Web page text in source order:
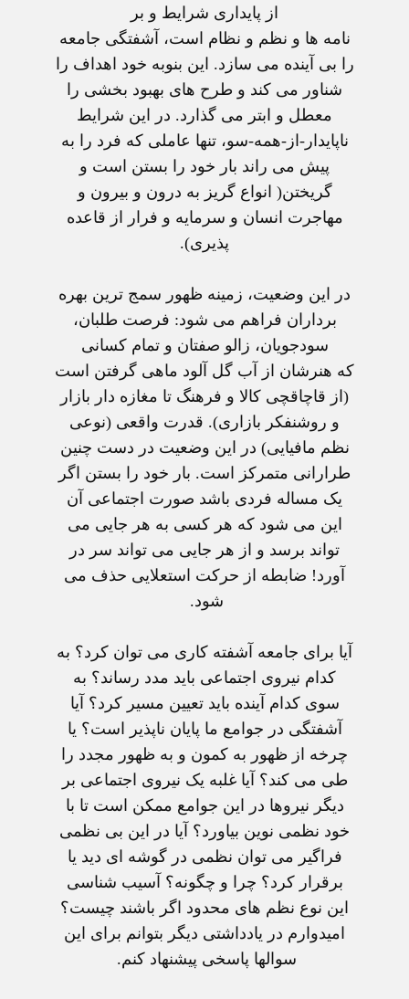
از پايداری شرايط و بر
نامه ها و نظم و نظام است، آشفتگی جامعه
را بی آينده می سازد. اين بنوبه خود اهداف را
شناور می کند و طرح های بهبود بخشی را
معطل و ابتر می گذارد. در اين شرايط
ناپايدار-از-همه-سو، تنها عاملی که فرد را به
پيش می راند بار خود را بستن است و
گريختن( انواع گريز به درون و بيرون و
مهاجرت انسان و سرمايه و فرار از قاعده
پذيری).
در اين وضعيت، زمينه ظهور سمج ترين بهره
برداران فراهم می شود: فرصت طلبان،
سودجويان، زالو صفتان و تمام کسانی
که هنرشان از آب گل آلود ماهی گرفتن است
(از قاچاقچی کالا و فرهنگ تا مغازه دار بازار
و روشنفکر بازاری). قدرت واقعی (نوعی
نظم مافيايی) در اين وضعيت در دست چنين
طرارانی متمرکز است. بار خود را بستن اگر
يک مساله فردی باشد صورت اجتماعی آن
اين می شود که هر کسی به هر جايی می
تواند برسد و از هر جايی می تواند سر در
آورد! ضابطه از حرکت استعلايی حذف می
شود.
آيا برای جامعه آشفته کاری می توان کرد؟ به
کدام نيروی اجتماعی بايد مدد رساند؟ به
سوی کدام آينده بايد تعيين مسير کرد؟ آيا
آشفتگی در جوامع ما پايان ناپذير است؟ يا
چرخه از ظهور به کمون و به ظهور مجدد را
طی می کند؟ آيا غلبه يک نيروی اجتماعی بر
ديگر نيروها در اين جوامع ممکن است تا با
خود نظمی نوين بياورد؟ آيا در اين بی نظمی
فراگير می توان نظمی در گوشه ای ديد يا
برقرار کرد؟ چرا و چگونه؟ آسيب شناسی
اين نوع نظم های محدود اگر باشند چيست؟
اميدوارم در يادداشتی ديگر بتوانم برای اين
سوالها پاسخی پيشنهاد کنم.